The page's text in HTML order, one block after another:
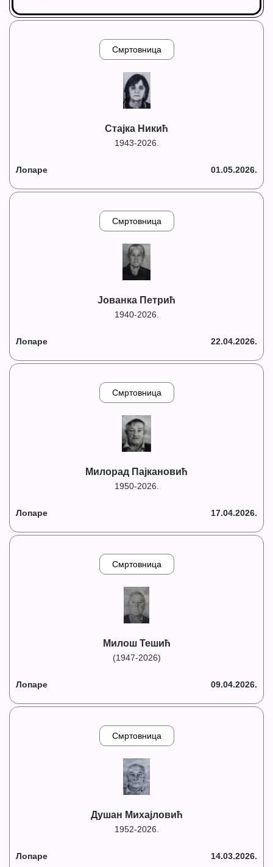
Смртовница
Стајка Никић
1943-2026.
Лопаре 01.05.2026.
Смртовница
Јованка Петрић
1940-2026.
Лопаре 22.04.2026.
Смртовница
Милорад Пајкановић
1950-2026.
Лопаре 17.04.2026.
Смртовница
Милош Тешић
(1947-2026)
Лопаре 09.04.2026.
Смртовница
Душан Михајловић
1952-2026.
Лопаре 14.03.2026.